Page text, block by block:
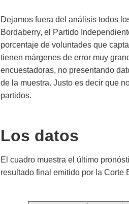
Dejamos fuera del análisis todos
Bordaberry, el Partido
porcentaje de voluntades que
tienen márgenes de error muy
encuestadoras, no presentando
de la muestra. Justo es decir que
partidos.
Los datos
El cuadro muestra el último
resultado final emitido por la Corte